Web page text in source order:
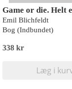
Emil Blichfeldt
Bog (Indbundet)
338 kr
Læg i